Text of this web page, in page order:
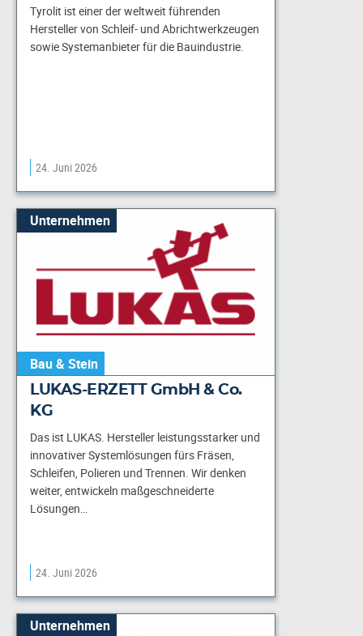
Tyrolit ist einer der weltweit führenden
Hersteller von Schleif- und Abrichtwerkzeugen
sowie Systemanbieter für die Bauindustrie.
24. Juni 2026
Unternehmen
Bau & Stein
LUKAS-ERZETT GmbH & Co.
KG
Das ist LUKAS. Hersteller leistungsstarker und
innovativer Systemlösungen fürs Fräsen,
Schleifen, Polieren und Trennen. Wir denken
weiter, entwickeln maßgeschneiderte
Lösungen…
24. Juni 2026
Unternehmen